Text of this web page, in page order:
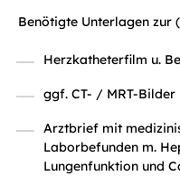
Benötigte Unterlagen zur
Herzkatheterfilm u.
ggf. CT- / MRT-Bilder
Arztbrief mit
Laborbefunden m.
Lungenfunktion und